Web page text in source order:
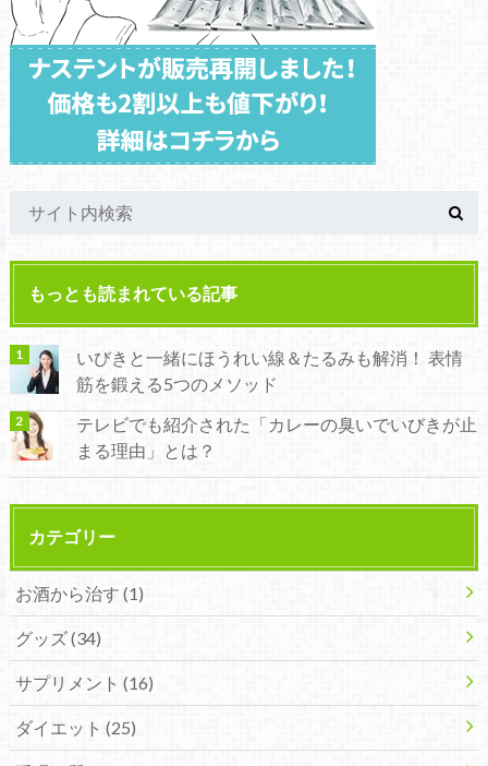
もっとも読まれている記事
いびきと一緒にほうれい線＆たるみも解消！ 表情
筋を鍛える5つのメソッド
テレビでも紹介された「カレーの臭いでいびきが止
まる理由」とは？
カテゴリー
お酒から治す (1)
グッズ(34)
サプリメント (16)
ダイエット (25)